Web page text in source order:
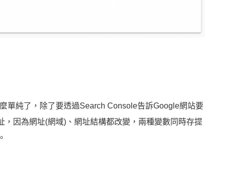
單純了，除了要透過Search Console告訴Google網站要
因為網址(網域)、網址結構都改變，兩種變數同時存提